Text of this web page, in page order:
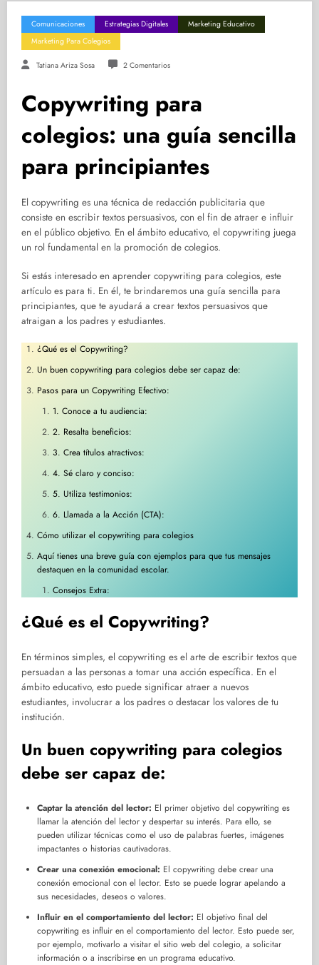
Comunicaciones Estrategias Digitales
Marketing Educativo
Marketing Para Colegios
Tatiana Ariza Sosa 2 Comentarios
Copywriting para
colegios: una guía sencilla
para principiantes
El copywriting es una técnica de redacción publicitaria que
consiste en escribir textos persuasivos, con el fin de atraer e influir
en el público objetivo. En el ámbito educativo, el copywriting juega
un rol fundamental en la promoción de colegios.
Si estás interesado en aprender copywriting para colegios, este
artículo es para ti. En él, te brindaremos una guía sencilla para
principiantes, que te ayudará a crear textos persuasivos que
atraigan a los padres y estudiantes.
¿Qué es el Copywriting?
Un buen copywriting para colegios debe ser capaz de:
Pasos para un Copywriting Efectivo:
1. Conoce a tu audiencia:
2. Resalta beneficios:
3. Crea títulos atractivos:
4. Sé claro y conciso:
5. Utiliza testimonios:
6. Llamada a la Acción (CTA):
Cómo utilizar el copywriting para colegios
Aquí tienes una breve guía con ejemplos para que tus mensajes
destaquen en la comunidad escolar.
Consejos Extra:
¿Qué es el Copywriting?
En términos simples, el copywriting es el arte de escribir textos que
persuadan a las personas a tomar una acción específica. En el
ámbito educativo, esto puede significar atraer a nuevos
estudiantes, involucrar a los padres o destacar los valores de tu
institución.
Un buen copywriting para colegios
debe ser capaz de:
Captar la atención del lector: El primer objetivo del copywriting es
llamar la atención del lector y despertar su interés. Para ello, se
pueden utilizar técnicas como el uso de palabras fuertes, imágenes
impactantes o historias cautivadoras.
Crear una conexión emocional: El copywriting debe crear una
conexión emocional con el lector. Esto se puede lograr apelando a
sus necesidades, deseos o valores.
Influir en el comportamiento del lector: El objetivo final del
copywriting es influir en el comportamiento del lector. Esto puede ser,
por ejemplo, motivarlo a visitar el sitio web del colegio, a solicitar
información o a inscribirse en un programa educativo.